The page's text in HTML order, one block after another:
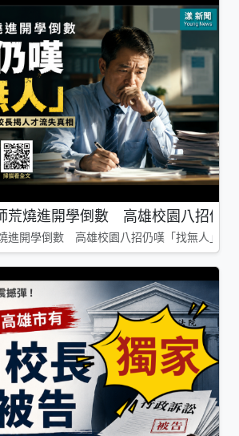
荒燒進開學倒數 高雄校園八招仍
進開學倒數 高雄校園八招仍嘆「找無人」